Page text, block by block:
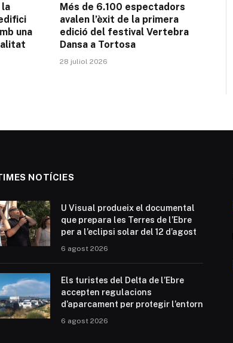
la
una
Més de 6.100 espectadors
avalen l’èxit de la primera
edició del festival Vertebra
Dansa a Tortosa
28 juliol 2026
NOTÍCIES
U Visual produeix el documental
que prepara les Terres de l’Ebre
per a l’eclipsi solar del 12 d’agost
6 agost 2026
Els turistes del Delta de l’Ebre
accepten regulacions
d’aparcament per protegir l’entorn
6 agost 2026